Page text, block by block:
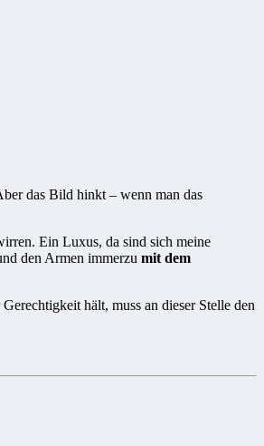
das Bild hinkt – wenn man das
Ein Luxus, da sind sich meine
den Armen immerzu mit dem
hält, muss an dieser Stelle den